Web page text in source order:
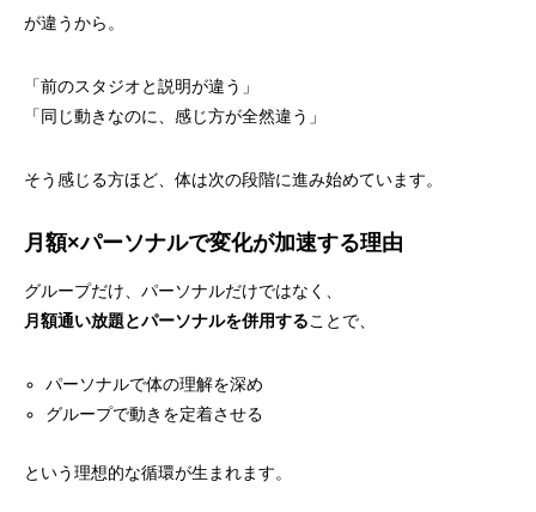
が違うから。
「前のスタジオと説明が違う」
「同じ動きなのに、感じ方が全然違う」
そう感じる方ほど、体は次の段階に進み始めています。
月額×パーソナルで変化が加速する理由
グループだけ、パーソナルだけではなく、
月額通い放題とパーソナルを併用することで、
パーソナルで体の理解を深め
グループで動きを定着させる
という理想的な循環が生まれます。